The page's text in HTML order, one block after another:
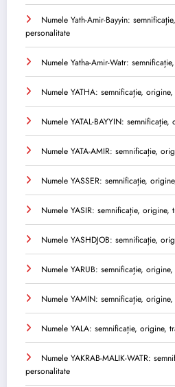
Numele Yath-Amir-Bayyin:
personalitate
Numele Yatha-Amir-Watr:
Numele YATHA: semnificație,
Numele YATAL-BAYYIN:
Numele YATA-AMIR: semnificație,
Numele YASSER: semnificație,
Numele YASIR: semnificație, origine,
Numele YASHDJOB: semnificație,
Numele YARUB: semnificație,
Numele YAMIN: semnificație,
Numele YALA: semnificație, origine,
Numele YAKRAB-MALIK-WATR:
personalitate